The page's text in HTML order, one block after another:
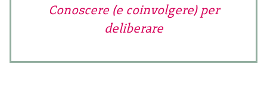
Conoscere (e coinvolgere) per
deliberare